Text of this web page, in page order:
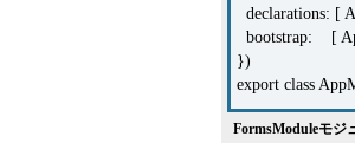
declarations: [
bootstrap: [
})
export class
FormsModuleモジ